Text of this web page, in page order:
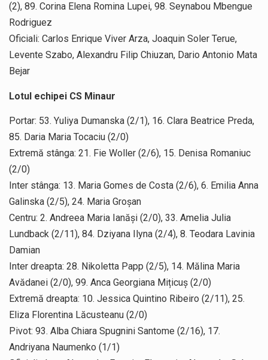
(2), 89. Corina Elena Romina Lupei, 98. Seynabou Mbengue
Rodriguez
Oficiali: Carlos Enrique Viver Arza, Joaquin Soler Terue,
Levente Szabo, Alexandru Filip Chiuzan, Dario Antonio Mata
Bejar
Lotul echipei CS Minaur
Portar: 53. Yuliya Dumanska (2/1), 16. Clara Beatrice Preda,
85. Daria Maria Tocaciu (2/0)
Extremă stânga: 21. Fie Woller (2/6), 15. Denisa Romaniuc
(2/0)
Inter stânga: 13. Maria Gomes de Costa (2/6), 6. Emilia Anna
Galinska (2/5), 24. Maria Groșan
Centru: 2. Andreea Maria Ianăși (2/0), 33. Amelia Julia
Lundback (2/11), 84. Dziyana Ilyna (2/4), 8. Teodara Lavinia
Damian
Inter dreapta: 28. Nikoletta Papp (2/5), 14. Mălina Maria
Avădanei (2/0), 99. Anca Georgiana Mițicuș (2/0)
Extremă dreapta: 10. Jessica Quintino Ribeiro (2/11), 25.
Eliza Florentina Lăcusteanu (2/0)
Pivot: 93. Alba Chiara Spugnini Santome (2/16), 17.
Andriyana Naumenko (1/1)